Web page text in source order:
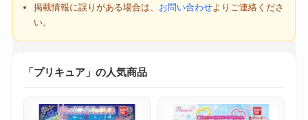
掲載情報に誤りがある場合は、 お問い合わせよりご連絡くださ
い。
「プリキュア」の人気商品